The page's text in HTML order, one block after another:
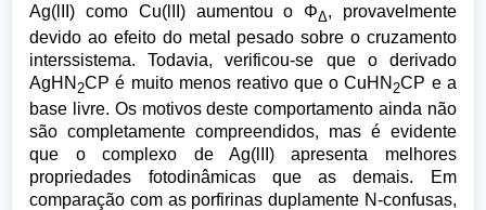
Ag(lII) como Cu(lII) aumentou o ΦΔ, provavelmente
devido ao efeito do metal pesado sobre o cruzamento
interssistema. Todavia, verificou-se que o derivado
AgHN 2CP é muito menos reativo que o CuHN 2CP e a
base livre. Os motivos deste comportamento ainda não
são completamente compreendidos, mas é evidente
que o complexo de Ag(lII) apresenta melhores
propriedades fotodinâmicas que as demais. Em
comparação com as porfirinas duplamente N-confusas,